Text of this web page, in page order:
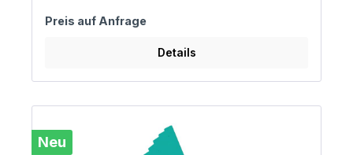
Preis auf Anfrage
Details
Neu